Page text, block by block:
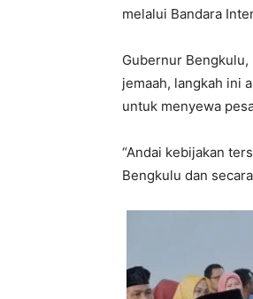
melalui Bandara
Gubernur
jemaah, langkah ini
untuk menyewa
“Andai kebijakan
Bengkulu dan